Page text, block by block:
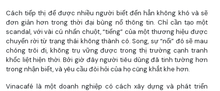
Cách tiếp thị để được nhiều người biết đến hẳn không khó và sẽ
đơn giản hơn trong thời đại bùng nổ thông tin. Chỉ cần tạo một
scandal, với vài cú nhấn chuột, “tiếng” của một thương hiệu được
chuyển rời từ trạng thái không thành có. Song, sự “nổi” đó sẽ mau
chóng trôi đi, không trụ vững được trong thị trường cạnh tranh
khốc liệt hiện thời. Bởi giờ đây người tiêu dùng đã tinh tường hơn
trong nhận biết, và yêu cầu đòi hỏi của họ cũng khắt khe hơn.
Vinacafé là một doanh nghiệp có cách xây dựng và phát triển